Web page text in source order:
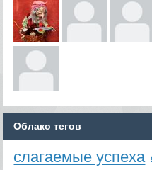
Облако тегов
слагаемые успеха